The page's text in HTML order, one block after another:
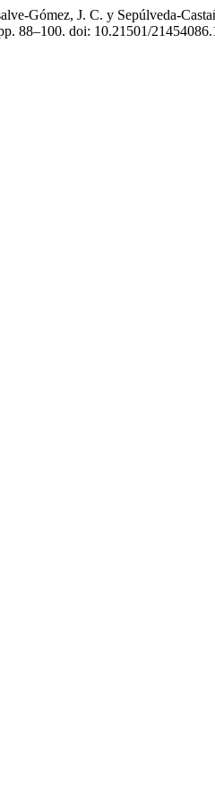
Gómez, J. C. y Sepúlveda-
88–100. doi: 10.21501/